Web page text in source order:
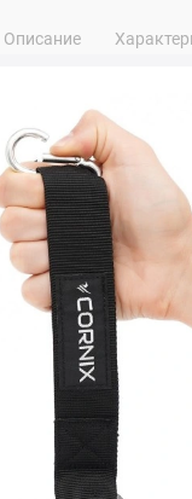
Описание